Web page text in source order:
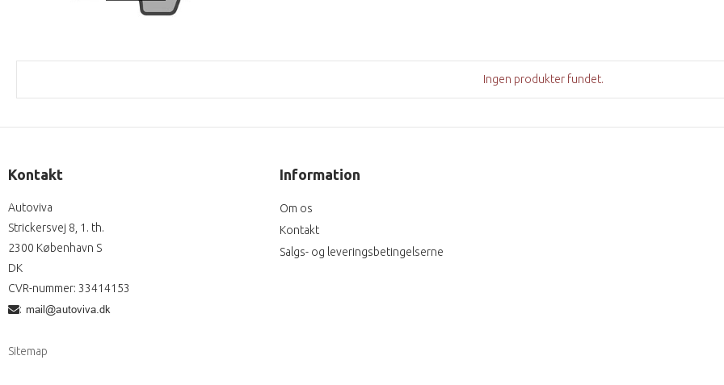
Ingen produkter fundet.
Kontakt
Autoviva
Strickersvej 8, 1. th.
2300 København S
DK
CVR-nummer: 33414153
:
Sitemap
Information
Om os
Kontakt
Salgs- og leveringsbetingelserne